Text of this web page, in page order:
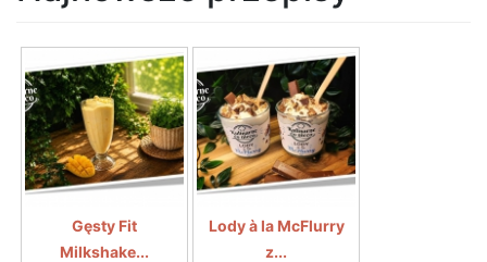
Gęsty Fit
Milkshake...
Lody à la McFlurry
z...